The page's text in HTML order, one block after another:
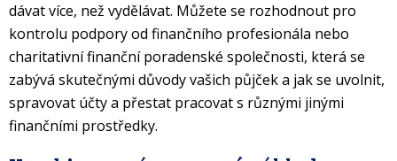
dávat více, než vydělávat. Můžete se rozhodnout pro
kontrolu podpory od finančního profesionála nebo
charitativní finanční poradenské společnosti, která se
zabývá skutečnými důvody vašich půjček a jak se uvolnit,
spravovat účty a přestat pracovat s různými jinými
finančními prostředky.